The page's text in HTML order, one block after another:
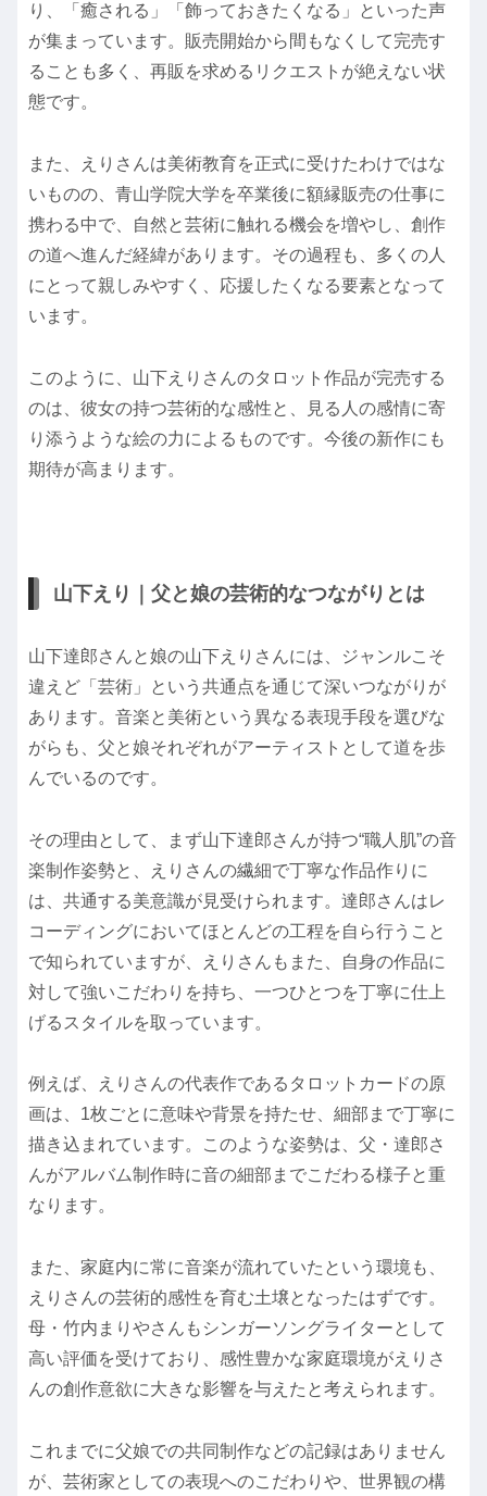
り、「癒される」「飾っておきたくなる」といった声
が集まっています。販売開始から間もなくして完売す
ることも多く、再販を求めるリクエストが絶えない状
態です。
また、えりさんは美術教育を正式に受けたわけではな
いものの、青山学院大学を卒業後に額縁販売の仕事に
携わる中で、自然と芸術に触れる機会を増やし、創作
の道へ進んだ経緯があります。その過程も、多くの人
にとって親しみやすく、応援したくなる要素となって
います。
このように、山下えりさんのタロット作品が完売する
のは、彼女の持つ芸術的な感性と、見る人の感情に寄
り添うような絵の力によるものです。今後の新作にも
期待が高まります。
山下えり｜父と娘の芸術的なつながりとは
山下達郎さんと娘の山下えりさんには、ジャンルこそ
違えど「芸術」という共通点を通じて深いつながりが
あります。音楽と美術という異なる表現手段を選びな
がらも、父と娘それぞれがアーティストとして道を歩
んでいるのです。
その理由として、まず山下達郎さんが持つ“職人肌”の音
楽制作姿勢と、えりさんの繊細で丁寧な作品作りに
は、共通する美意識が見受けられます。達郎さんはレ
コーディングにおいてほとんどの工程を自ら行うこと
で知られていますが、えりさんもまた、自身の作品に
対して強いこだわりを持ち、一つひとつを丁寧に仕上
げるスタイルを取っています。
例えば、えりさんの代表作であるタロットカードの原
画は、1枚ごとに意味や背景を持たせ、細部まで丁寧に
描き込まれています。このような姿勢は、父・達郎さ
んがアルバム制作時に音の細部までこだわる様子と重
なります。
また、家庭内に常に音楽が流れていたという環境も、
えりさんの芸術的感性を育む土壌となったはずです。
母・竹内まりやさんもシンガーソングライターとして
高い評価を受けており、感性豊かな家庭環境がえりさ
んの創作意欲に大きな影響を与えたと考えられます。
これまでに父娘での共同制作などの記録はありません
が、芸術家としての表現へのこだわりや、世界観の構